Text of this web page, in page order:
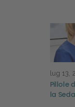
lug 13,
Pillole
la